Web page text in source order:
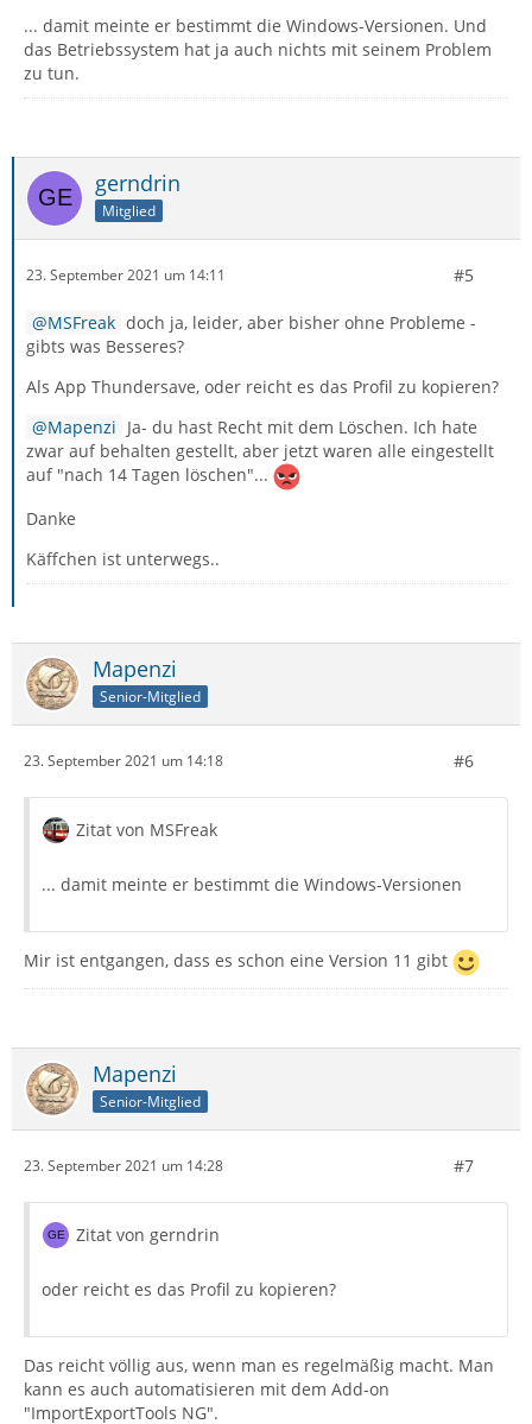
... damit meinte er bestimmt die Windows-Versionen. Und
das Betriebssystem hat ja auch nichts mit seinem Problem
zu tun.
gerndrin
Mitglied
23. September 2021 um 14:11 #5
MSFreak doch ja, leider, aber bisher ohne Probleme -
gibts was Besseres?
Als App Thundersave, oder reicht es das Profil zu kopieren?
Mapenzi Ja- du hast Recht mit dem Löschen. Ich hate
zwar auf behalten gestellt, aber jetzt waren alle eingestellt
auf "nach 14 Tagen löschen"...
Danke
Käffchen ist unterwegs..
Mapenzi
Senior-Mitglied
23. September 2021 um 14:18 #6
Zitat von MSFreak
... damit meinte er bestimmt die Windows-Versionen
Mir ist entgangen, dass es schon eine Version 11 gibt
Mapenzi
Senior-Mitglied
23. September 2021 um 14:28 #7
Zitat von gerndrin
oder reicht es das Profil zu kopieren?
Das reicht völlig aus, wenn man es regelmäßig macht. Man
kann es auch automatisieren mit dem Add-on
"ImportExportTools NG".